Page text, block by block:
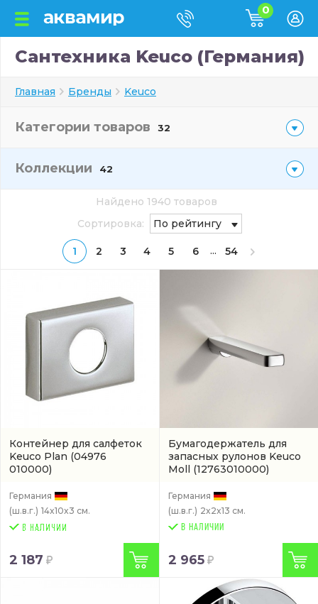
0
Сантехника Keuco (Германия)
Главная Бренды Keuco
Категории товаров 32
Коллекции 42
Найдено 1940 товаров
1 2 3 4 5 6 ... 54
Сортировка: По рейтингу
Контейнер для салфеток
Keuco Plan (04976
010000)
Германия
(ш.в.г.) 14x10x3 см.
2 187
Бумагодержатель для
запасных рулонов Keuco
Moll (12763010000)
Германия
(ш.в.г.) 2x2x13 см.
В НАЛИЧИИ
2 965